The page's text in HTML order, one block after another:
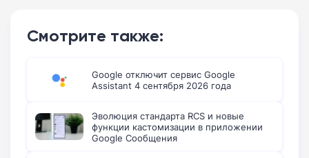
Смотрите также:
Google отключит сервис Google
Assistant 4 сентября 2026 года
Эволюция стандарта RCS и новые
функции кастомизации в приложении
Google Сообщения